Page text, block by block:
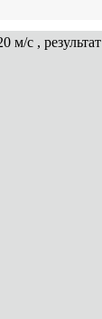
м/с , результат